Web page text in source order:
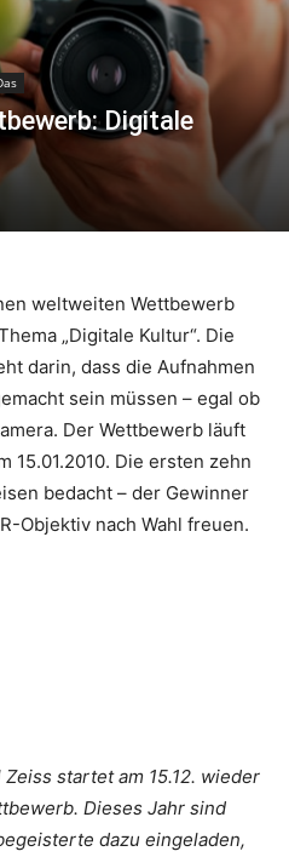
Digitale
weltweiten Wettbewerb
„Digitale Kultur“. Die
darin, dass die Aufnahmen
sein müssen – egal ob
Der Wettbewerb läuft
15.01.2010. Die ersten zehn
bedacht – der Gewinner
Objektiv nach Wahl freuen.
startet am 15.12. wieder
Dieses Jahr sind
dazu eingeladen,